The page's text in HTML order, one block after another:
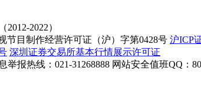
2022）
节目制作经营许可证（沪）字第0428号 沪ICP
深圳证券交易所基本行情展示许可证
举报热线：021-31268888 网站安全值班QQ：